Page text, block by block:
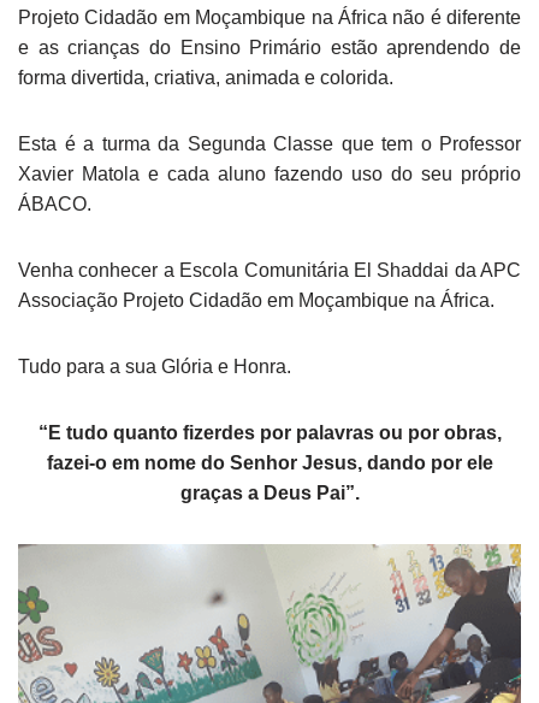
Projeto Cidadão em Moçambique na África não é diferente
e as crianças do Ensino Primário estão aprendendo de
forma divertida, criativa, animada e colorida.
Esta é a turma da Segunda Classe que tem o Professor
Xavier Matola e cada aluno fazendo uso do seu próprio
ÁBACO.
Venha conhecer a Escola Comunitária El Shaddai da APC
Associação Projeto Cidadão em Moçambique na África.
Tudo para a sua Glória e Honra.
“E tudo quanto fizerdes por palavras ou por obras,
fazei-o em nome do Senhor Jesus, dando por ele
graças a Deus Pai”.